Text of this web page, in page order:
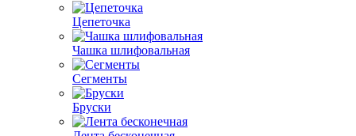
Цепеточка
Чашка шлифовальная
Сегменты
Бруски